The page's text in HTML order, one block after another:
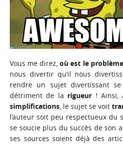
Vous me direz,où est le
nous divertir qu’il nous
rendre un sujet divertissant
détriment de la rigueur ! Ainsi,
simplifications, le sujet se voit
l’auteur soit peu respectueux du
se soucie plus du succès de son
ses sources soient déjà des